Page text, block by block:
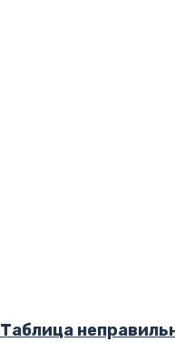
Таблица